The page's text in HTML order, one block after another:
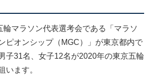
輪マラソン代表選考会である「マラソ
ピオンシップ（MGC）」が東京都内で
子31名、女子12名が2020年の東京五輪
います。